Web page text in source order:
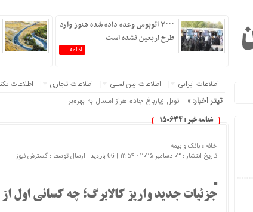
۳۰۰۰ اتوبوس وعده داده شده هنوز وارد
طرح اربعین نشده است
ادامه ...
اطلاعات‌ ‎ایرانی اطلاعات بین‌المللی اطلاعات تجاری اطلاعات
تیتر اخبار: » تونل زیارباغ جاده هراز امسال به بهره‌برداری می‌رسد
شناسه خبر : 150634
خانه »بانک و بیمه
تاریخ انتشار : 03 دسامبر 2025 - 12:54 |
66 بازدید | ارسال توسط : گسترش نیوز
جزئیات جدید واریز کالابرگ؛ چه کسانی اول